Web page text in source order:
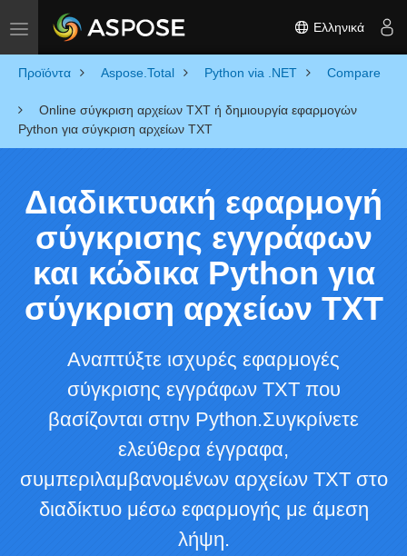
Toggle navigation Ελληνικά
Προϊόντα Aspose.Total Python via .NET Compare
Online σύγκριση αρχείων TXT ή δημιουργία εφαρμογών
Python για σύγκριση αρχείων TXT
Διαδικτυακή εφαρμογή
σύγκρισης εγγράφων
και κώδικα Python για
σύγκριση αρχείων TXT
Αναπτύξτε ισχυρές εφαρμογές
σύγκρισης εγγράφων TXT που
βασίζονται στην Python.Συγκρίνετε
ελεύθερα έγγραφα,
συμπεριλαμβανομένων αρχείων TXT στο
διαδίκτυο μέσω εφαρμογής με άμεση
λήψη.